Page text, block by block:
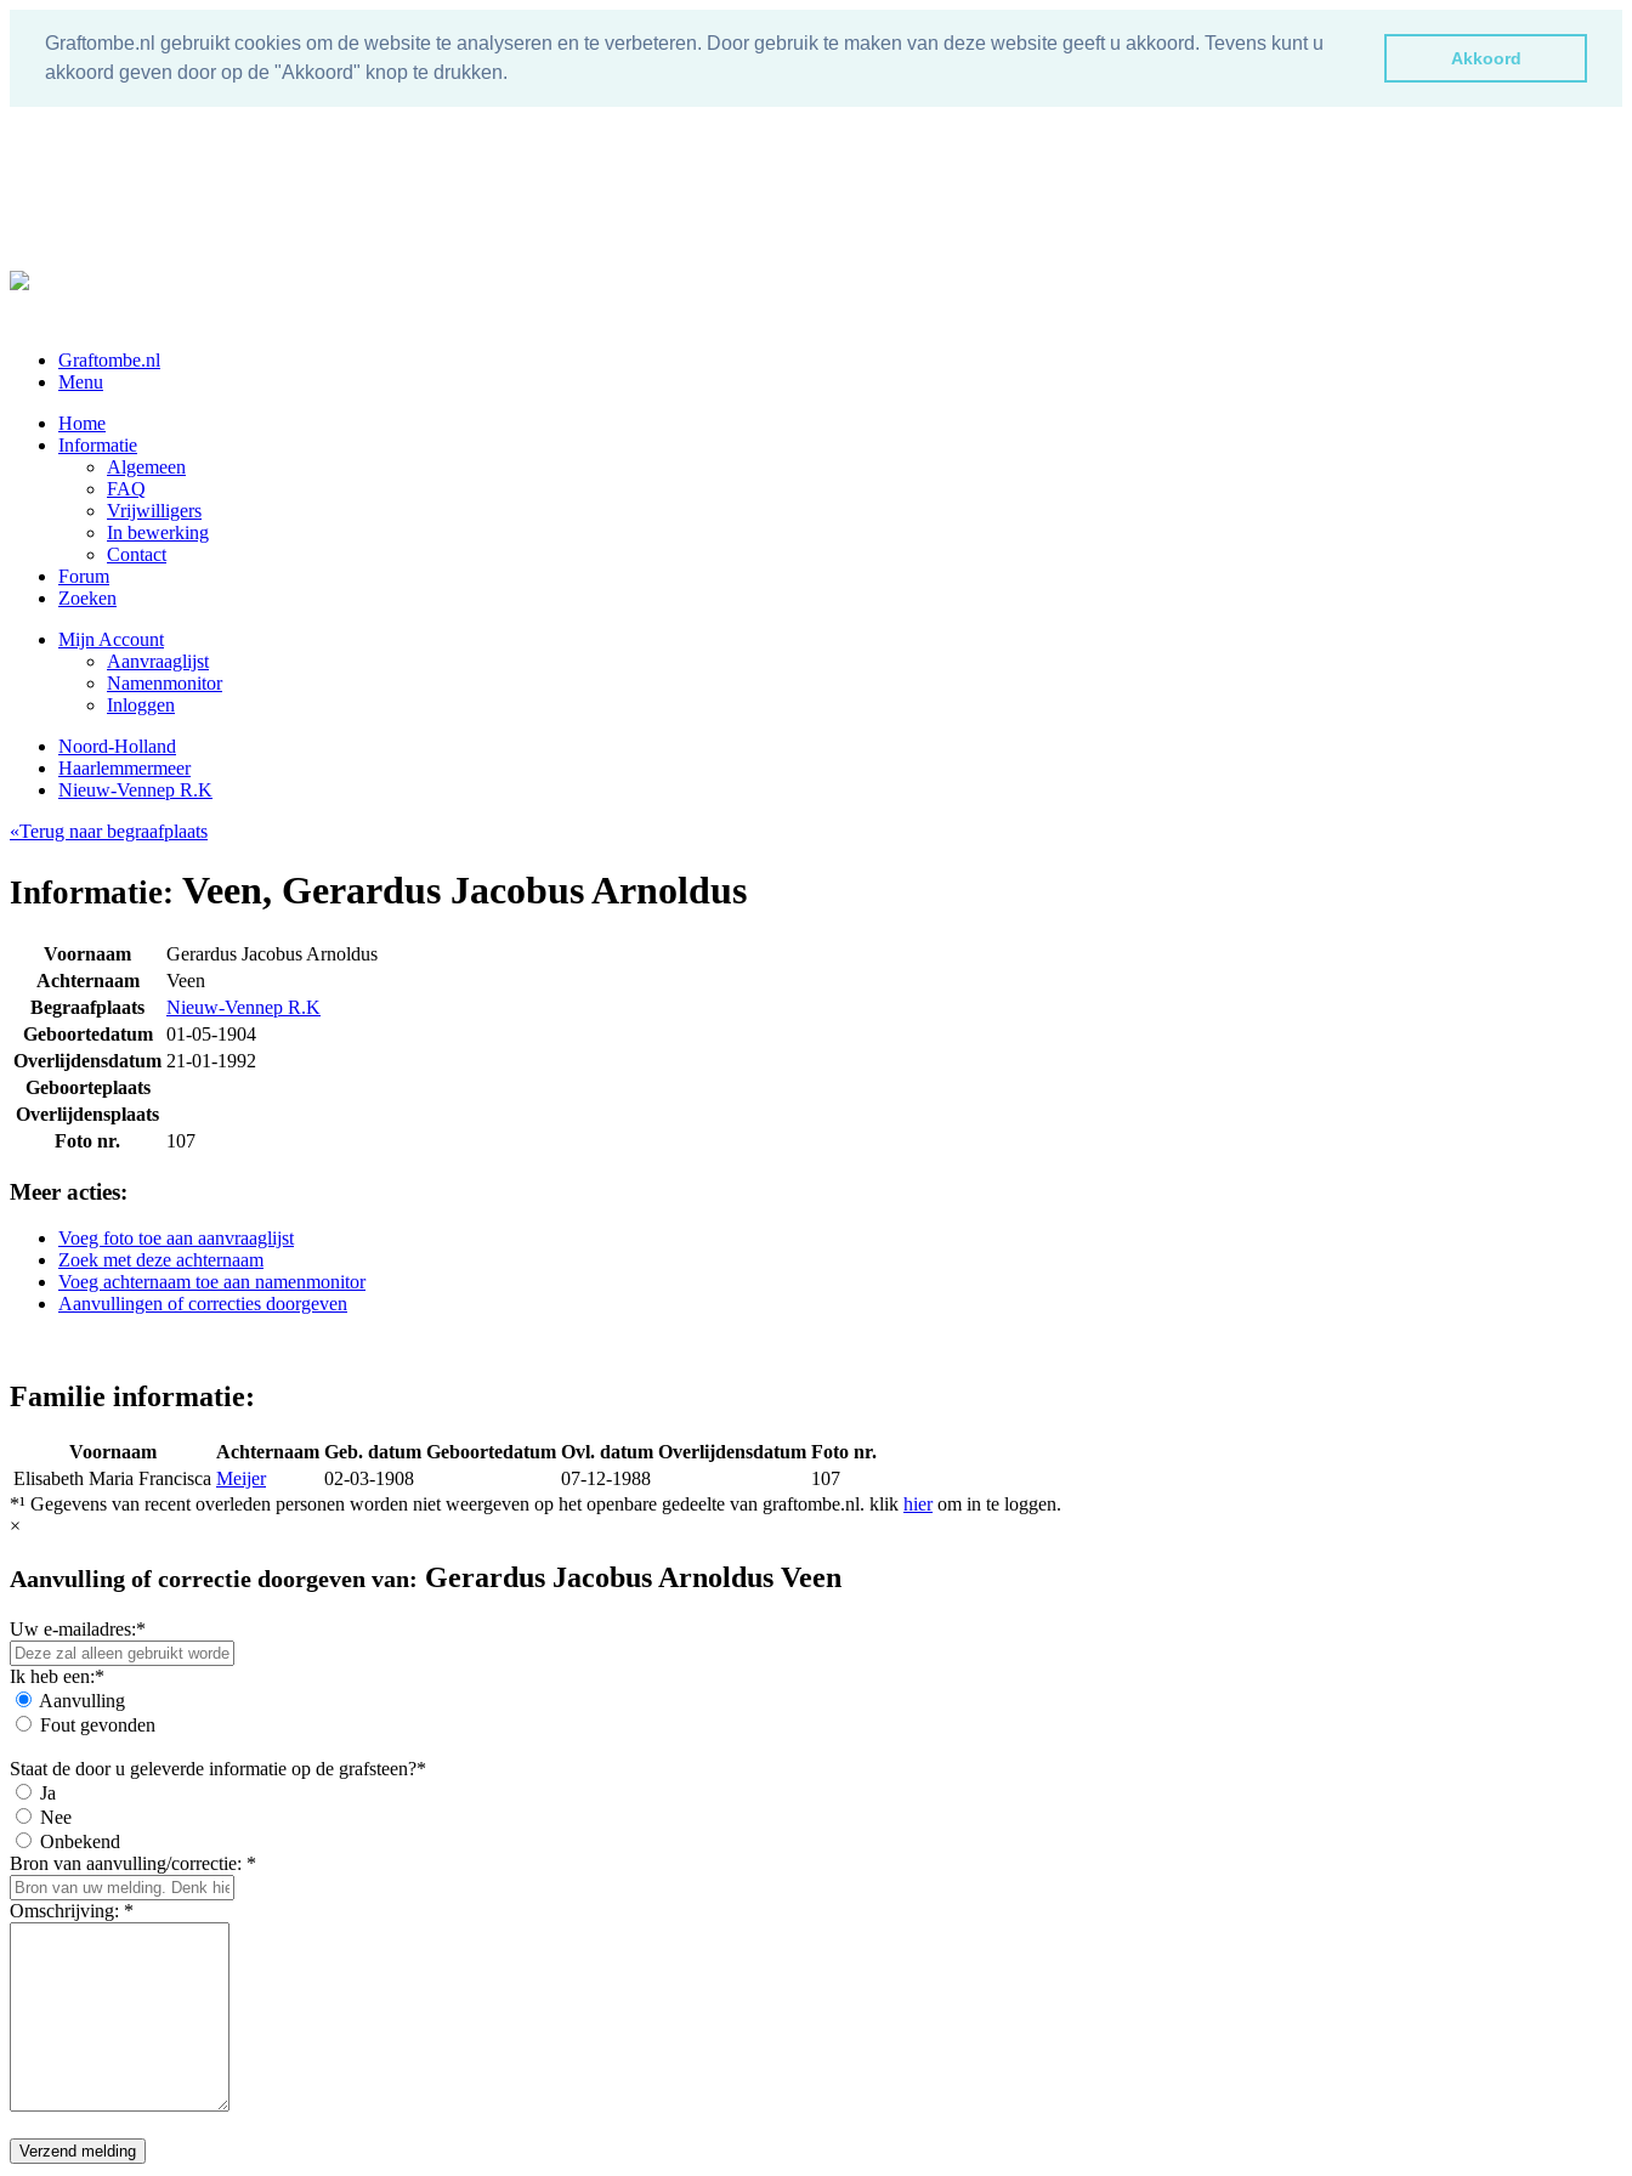
Graftombe.nl gebruikt cookies om de website te analyseren en te verbeteren. Door gebruik te maken van deze website geeft u akkoord. Tevens kunt u
akkoord geven door op de "Akkoord" knop te drukken.
Akkoord
Graftombe.nl
Menu
Home
Informatie
Algemeen
FAQ
Vrijwilligers
In bewerking
Contact
Forum
Zoeken
Mijn Account
Aanvraaglijst
Namenmonitor
Inloggen
Noord-Holland
Haarlemmermeer
Nieuw-Vennep R.K
«Terug naar begraafplaats
Informatie: Veen, Gerardus Jacobus Arnoldus
Voornaam
Gerardus Jacobus Arnoldus
Achternaam
Veen
Begraafplaats
Nieuw-Vennep R.K
Geboortedatum
01-05-1904
Overlijdensdatum 21-01-1992
Geboorteplaats
Overlijdensplaats
Foto nr.
107
Meer acties:
Voeg foto toe aan aanvraaglijst
Zoek met deze achternaam
Voeg achternaam toe aan namenmonitor
Aanvullingen of correcties doorgeven
Familie informatie:
Voornaam Achternaam Geb. datum Geboortedatum Ovl. datum Overlijdensdatum Foto nr.
Elisabeth Maria Francisca Meijer 02-03-1908 07-12-1988
107
*¹ Gegevens van recent overleden personen worden niet weergeven op het openbare gedeelte van graftombe.nl. klik hierom in te loggen.
×
Aanvulling of correctie doorgeven van: Gerardus Jacobus Arnoldus Veen
Uw e-mailadres:*
Ik heb een:*
Aanvulling
Fout gevonden
Staat de door u geleverde informatie op de grafsteen?*
Ja
Nee
Onbekend
Bron van aanvulling/correctie: *
Omschrijving: *